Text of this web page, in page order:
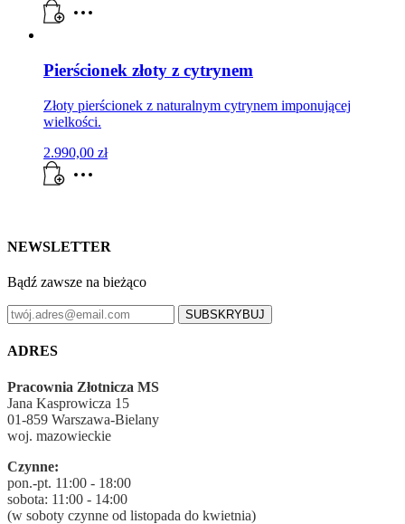
Pierścionek złoty z cytrynem
Złoty pierścionek z naturalnym cytrynem imponującej
wielkości.
2.990,00 zł
NEWSLETTER
Bądź zawsze na bieżąco
SUBSKRYBUJ
ADRES
Pracownia Złotnicza MS
Jana Kasprowicza 15
01-859 Warszawa-Bielany
woj. mazowieckie
Czynne:
pon.-pt. 11:00 - 18:00
sobota: 11:00 - 14:00
(w soboty czynne od listopada do kwietnia)